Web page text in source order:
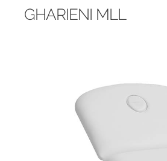
GHARIENI MLL